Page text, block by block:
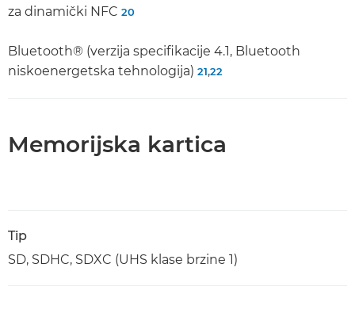
za dinamički NFC 20
Bluetooth® (verzija specifikacije 4.1, Bluetooth
niskoenergetska tehnologija) 21,22
Memorijska kartica
Tip
SD, SDHC, SDXC (UHS klase brzine 1)